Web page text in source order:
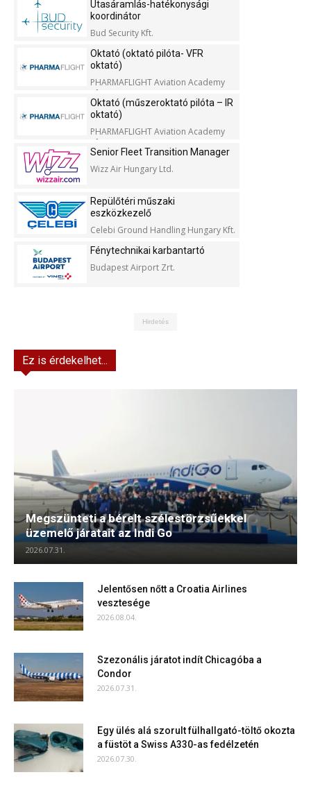
Utasáramlás-hatékonysági
koordinátor
Bud Security Kft.
Oktató (oktató pilóta- VFR
oktató)
PHARMAFLIGHT Aviation Academy
Kft.
Oktató (műszeroktató pilóta – IR
oktató)
PHARMAFLIGHT Aviation Academy
Kft.
Senior Fleet Transition Manager
Wizz Air Hungary Ltd.
Repülőtéri műszaki
eszközkezelő
Celebi Ground Handling Hungary Kft.
Fénytechnikai karbantartó
Budapest Airport Zrt.
Hirdetés
Ez is érdekelhet...
Megszünteti a bérelt szélestörzsűekkel
üzemelő járatait az Indi Go
2026.07.31.
Jelentősen nőtt a Croatia Airlines
vesztesége
2026.08.04.
Szezonális járatot indít Chicagóba a
Condor
2026.07.31.
Egy ülés alá szorult fülhallgató-töltő okozta
a füstöt a Swiss A330-as fedélzetén
2026.07.30.